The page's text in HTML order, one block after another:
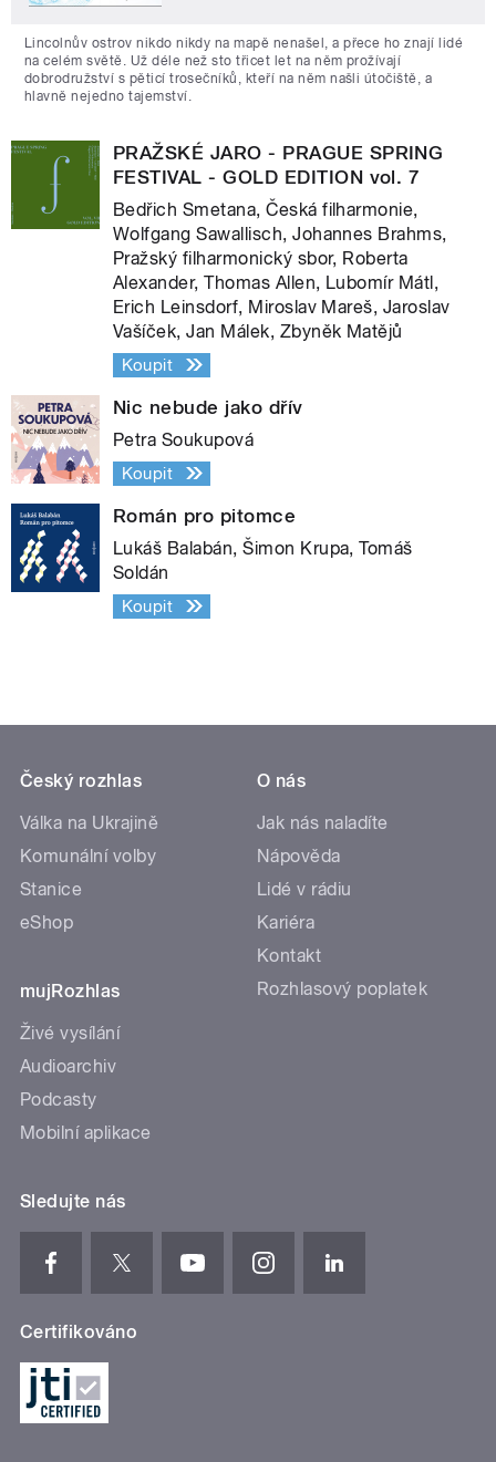
Lincolnův ostrov nikdo nikdy na mapě nenašel, a přece ho znají lidé
na celém světě. Už déle než sto třicet let na něm prožívají
dobrodružství s pěticí trosečníků, kteří na něm našli útočiště, a
hlavně nejedno tajemství.
PRAŽSKÉ JARO - PRAGUE SPRING
FESTIVAL - GOLD EDITION vol. 7
Bedřich Smetana, Česká filharmonie,
Wolfgang Sawallisch, Johannes Brahms,
Pražský filharmonický sbor, Roberta
Alexander, Thomas Allen, Lubomír Mátl,
Erich Leinsdorf, Miroslav Mareš, Jaroslav
Vašíček, Jan Málek, Zbyněk Matějů
Koupit
Nic nebude jako dřív
Petra Soukupová
Koupit
Román pro pitomce
Lukáš Balabán, Šimon Krupa, Tomáš
Soldán
Koupit
Český rozhlas
Válka na Ukrajině
Komunální volby
Stanice
eShop
mujRozhlas
Živé vysílání
Audioarchiv
Podcasty
Mobilní aplikace
O nás
Jak nás naladíte
Nápověda
Lidé v rádiu
Kariéra
Kontakt
Rozhlasový poplatek
Sledujte nás
Certifikováno